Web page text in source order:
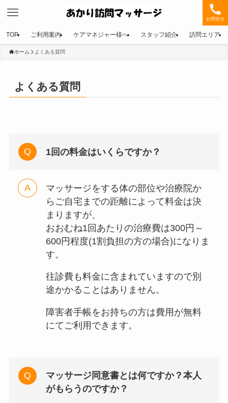
お問合せ
TOP ご利用案内 ケアマネジャー様へ スタッフ紹介 訪問エリア
ホーム よくある質問
よくある質問
1回の料金はいくらですか？
マッサージをする体の部位や治療院か
らご自宅までの距離によって料金は決
まりますが、
おおむね1回あたりの治療費は300円～
600円程度(1割負担の方の場合)になりま
す。
往診費も料金に含まれていますので別
途かかることはありません。
障害者手帳をお持ちの方は費用が無料
にてご利用できます。
マッサージ同意書とは何ですか？本人
がもらうのですか？